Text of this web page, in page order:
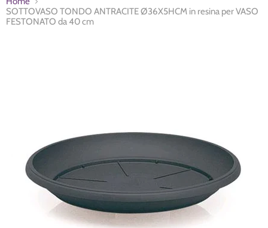
SOTTOVASO TONDO ANTRACITE Ø36X5HCM in resina per VASO
FESTONATO da 40 cm